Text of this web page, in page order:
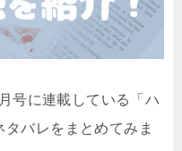
号に連載している「ハ
バレをまとめてみま